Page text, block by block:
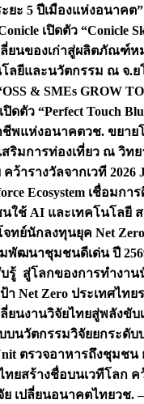
ยะ 5 ปีเมืองแห่งอนาคต
เปิดตัว “Conicle
ลี่ยนของเก่าสู่ผลิตภัณฑ์
ลยีและนวัตกรรม ณ จ.ย
& SMEs GROW
ดตัว “Perfect Touch
ชีพแห่งอนาคตวช. ขยาย
สริมการท่องเที่ยว ณ วิ
ารางวัลจากเวที 2026
Ecosystem เชื่อมกา
ใช้ AI และเทคโนโลยี
ทย์นักลงทุนยุค Net
พัฒนาชุมชนดีเด่น ปี
รู้ สู่โลกของการทำงาน
Net Zero ประเทศไทย
ยนงานวิจัยไทยสู่พลังขับ
บนวัตกรรมวิจัยยกระดั
ตรวจอาหารถึงชุมช
ยสร้างชื่อบนเวทีโลก ค
จัย เปลี่ยนอนาคตไทยวช.